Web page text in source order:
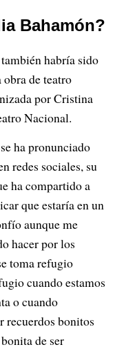
Bahamón?
habría sido
de teatro
por Cristina
Nacional.
ha pronunciado
redes sociales, su
ha compartido a
que estaría en un
aunque me
hacer por los
toma refugio
cuando estamos
o cuando
recuerdos bonitos
de ser